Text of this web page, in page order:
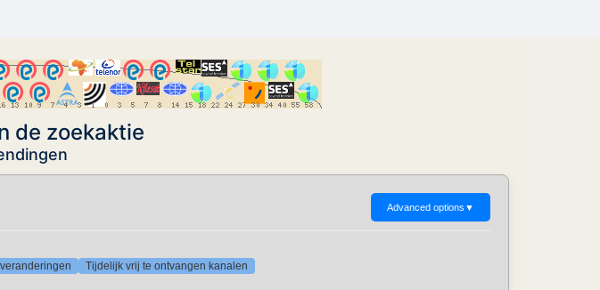
de zoekaktie
Advanced options ▼
Tijdelijk vrij te ontvangen kanalen